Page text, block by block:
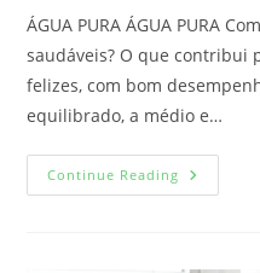
ÁGUA PURA ÁGUA PURA
saudáveis? O que contribui
felizes, com bom
equilibrado, a médio e…
Continue Reading